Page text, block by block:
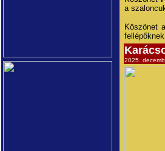
a
Köszönet
2025.